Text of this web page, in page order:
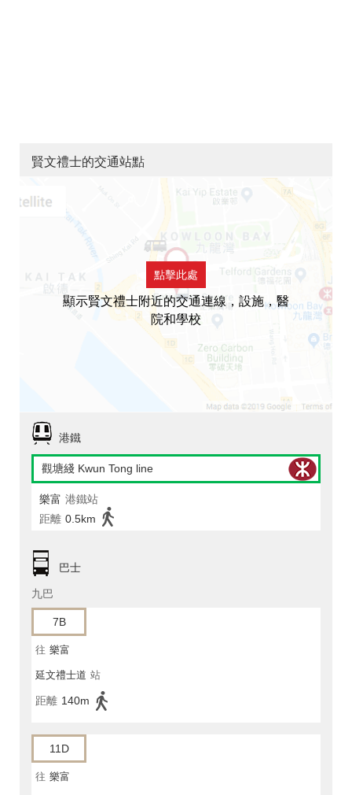
賢文禮士的交通站點
點擊此處
顯示賢文禮士附近的交通連線，設施，醫
院和學校
港鐵
觀塘綫 Kwun Tong line
樂富 港鐵站
距離 0.5km
巴士
九巴
7B
往 樂富
延文禮士道 站
距離 140m
11D
往 樂富